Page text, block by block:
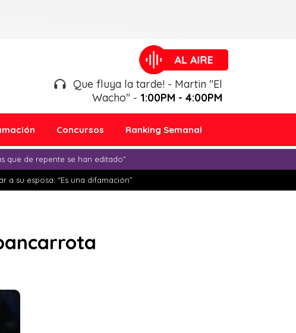
Que fluya la tarde! - Martin "El
Wacho" - 1:00PM - 4:00PM
Concursos Ranking Semanal
que de repente se han editado”
a su esposa: “Es una difamación”